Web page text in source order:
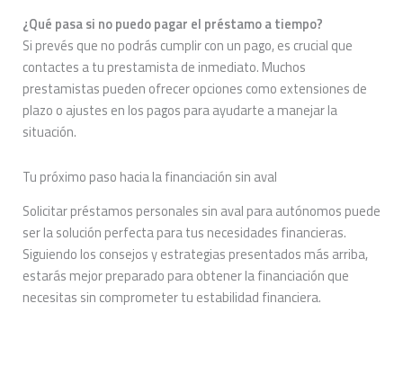
¿Qué pasa si no puedo pagar el préstamo a tiempo?
Si prevés que no podrás cumplir con un pago, es crucial que
contactes a tu prestamista de inmediato. Muchos
prestamistas pueden ofrecer opciones como extensiones de
plazo o ajustes en los pagos para ayudarte a manejar la
situación.
Tu próximo paso hacia la financiación sin aval
Solicitar préstamos personales sin aval para autónomos puede
ser la solución perfecta para tus necesidades financieras.
Siguiendo los consejos y estrategias presentados más arriba,
estarás mejor preparado para obtener la financiación que
necesitas sin comprometer tu estabilidad financiera.